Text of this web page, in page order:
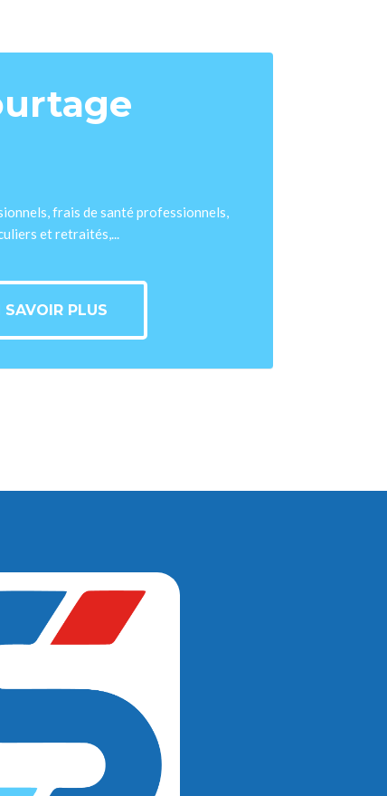
frais de santé professionnels,
et retraités,...
SAVOIR PLUS